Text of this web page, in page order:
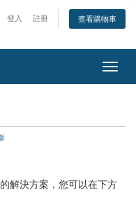
登入 註冊 查看購物車
切
換
解決方案，您可以在下方